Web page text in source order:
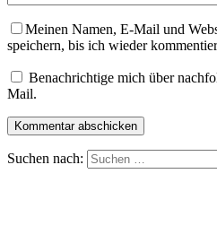
Meinen Namen, E-Mail und
speichern, bis ich wieder
Benachrichtige mich über
Mail.
Suchen nach: